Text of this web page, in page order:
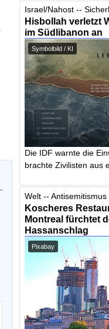
Israel/Nahost --
Hisbollah verletzt
im Südlibanon an
Symbolbild / KI
Die IDF warnte die
brachte Zivilisten aus
Welt -- Antisemitismus
Koscheres
Montreal fürchtet
Hassanschlag
Pixabay